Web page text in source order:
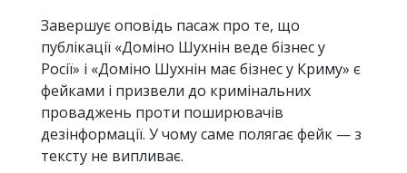
Завершує оповідь пасаж про те, що
публікації «Доміно Шухнін веде бізнес у
Росії» і «Доміно Шухнін має бізнес у Криму» є
фейками і призвели до кримінальних
проваджень проти поширювачів
дезінформації. У чому саме полягає фейк — з
тексту не випливає.